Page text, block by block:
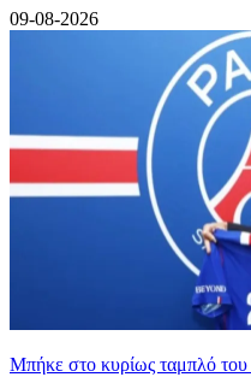
09-08-2026
Mπήκε στο κυρίως ταμπλό του